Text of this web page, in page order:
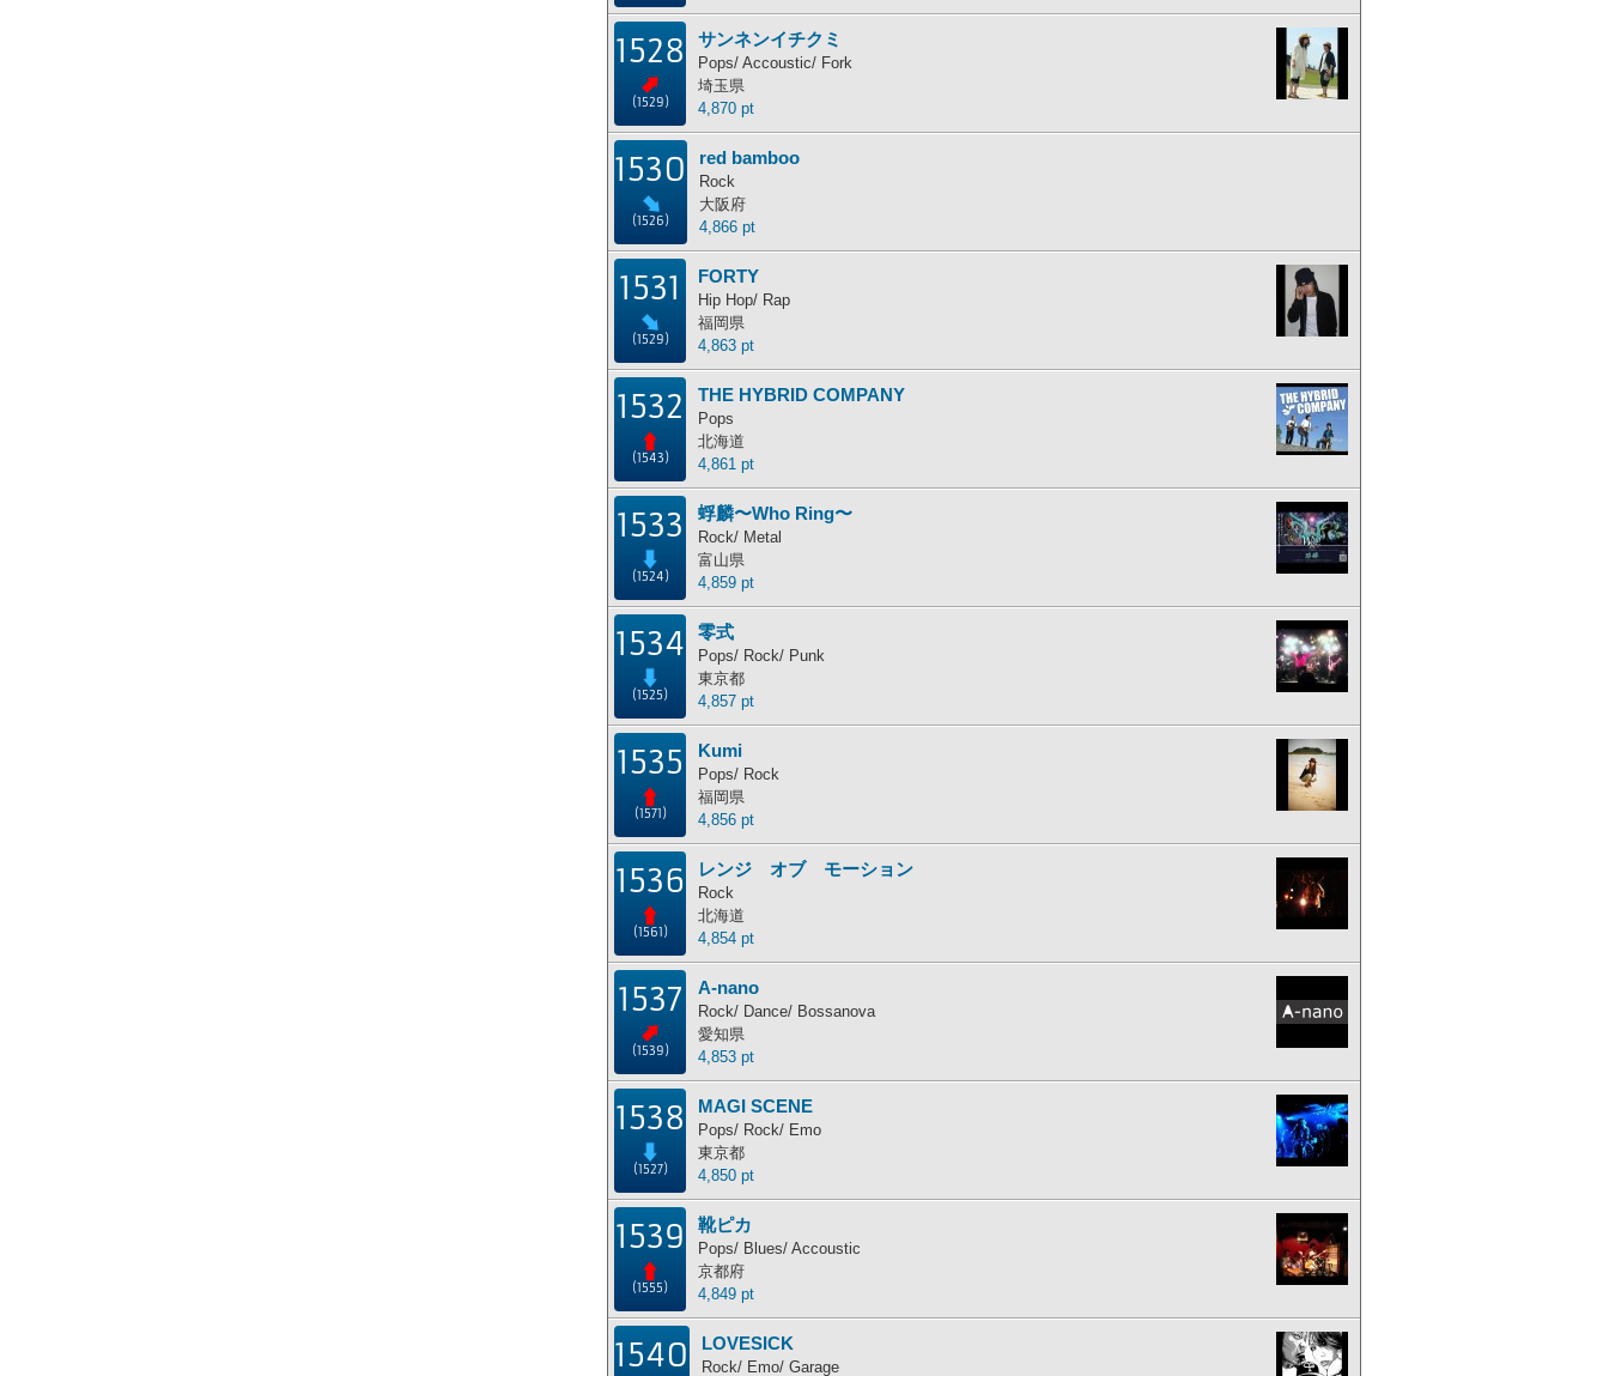
1528
(1529)
サンネンイチクミ
Pops/ Accoustic/ Fork
埼玉県
4,870 pt
1530
(1526)
red bamboo
Rock
大阪府
4,866 pt
1531
(1529)
FORTY
Hip Hop/ Rap
福岡県
4,863 pt
1532
(1543)
THE HYBRID COMPANY
Pops
北海道
4,861 pt
1533
(1524)
蜉麟〜Who Ring〜
Rock/ Metal
富山県
4,859 pt
1534
(1525)
零式
Pops/ Rock/ Punk
東京都
4,857 pt
1535
(1571)
Kumi
Pops/ Rock
福岡県
4,856 pt
1536
(1561)
レンジ オブ モーション
Rock
北海道
4,854 pt
1537
(1539)
A-nano
Rock/ Dance/ Bossanova
愛知県
4,853 pt
1538
(1527)
MAGI SCENE
Pops/ Rock/ Emo
東京都
4,850 pt
1539
(1555)
靴ピカ
Pops/ Blues/ Accoustic
京都府
4,849 pt
1540 LOVESICK
Rock/ Emo/ Garage